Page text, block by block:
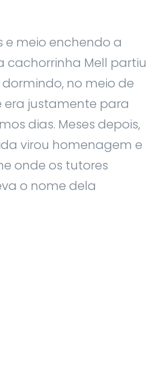
e meio enchendo a
cachorrinha Mell partiu
no meio de
justamente para
dias. Meses depois,
virou homenagem e
onde os tutores
o nome dela